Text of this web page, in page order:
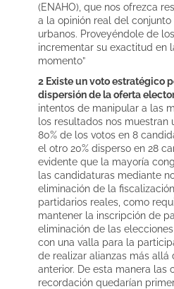
(ENAHO), que nos ofrezca
a la opinión real del
urbanos. Proveyéndole de
incrementar su exactitud en
momento”
2 Existe un voto estratégico
dispersión de la oferta
intentos de manipular a las
los resultados nos muestran
80% de los votos en 8
el otro 20% disperso en 28
evidente que la mayoría
las candidaturas mediante
eliminación de la
partidarios reales, como
mantener la inscripción de
eliminación de las
con una valla para la
de realizar alianzas más allá
anterior. De esta manera las
recordación quedarían